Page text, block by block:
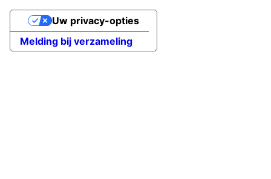
Melding bij verzameling
Uw privacy-opties